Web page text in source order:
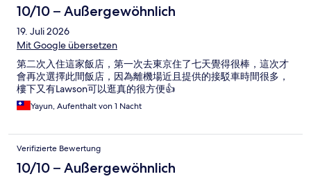
10/10 – Außergewöhnlich
19. Juli 2026
Mit Google übersetzen
第二次入住這家飯店，第一次去東京住了七天覺得很棒，這次才
會再次選擇此間飯店，因為離機場近且提供的接駁車時間很多，
樓下又有Lawson可以逛真的很方便👍
Yayun, Aufenthalt von 1 Nacht
Verifizierte Bewertung
10/10 – Außergewöhnlich